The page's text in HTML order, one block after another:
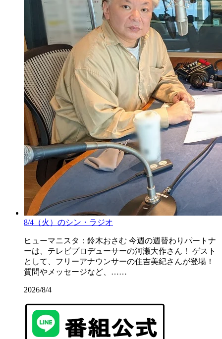
8/4（火）のシン・ラジオ
ヒューマニスタ：鈴木おさむ 今週の週替わりパートナ
ーは、テレビプロデューサーの河瀬大作さん！ ゲスト
として、フリーアナウンサーの住吉美紀さんが登場！
質問やメッセージなど、……
2026/8/4